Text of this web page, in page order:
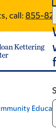
call: 855-